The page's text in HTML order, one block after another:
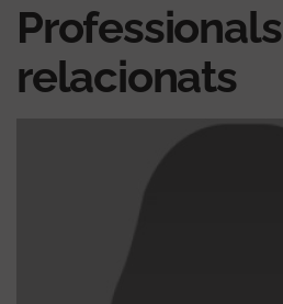
Professionals
relacionats